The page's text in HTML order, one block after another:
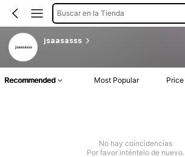
Buscar en la Tienda
jsaasasss
Recommended Most Popular Price
No hay coincidencias
Por favor inténtelo de nuevo.